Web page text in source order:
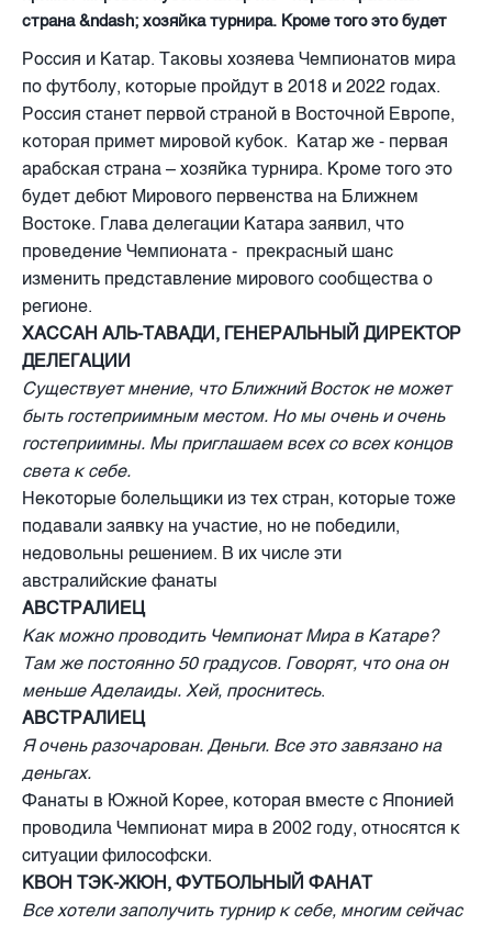
страна &ndash; хозяйка турнира. Кроме того это будет
Россия и Катар. Таковы хозяева Чемпионатов мира
по футболу, которые пройдут в 2018 и 2022 годах.
Россия станет первой страной в Восточной Европе,
которая примет мировой кубок. Катар же - первая
арабская страна – хозяйка турнира. Кроме того это
будет дебют Мирового первенства на Ближнем
Востоке. Глава делегации Катара заявил, что
проведение Чемпионата - прекрасный шанс
изменить представление мирового сообщества о
регионе.
ХАССАН АЛЬ-ТАВАДИ, ГЕНЕРАЛЬНЫЙ ДИРЕКТОР
ДЕЛЕГАЦИИ
Существует мнение, что Ближний Восток не может
быть гостеприимным местом. Но мы очень и очень
гостеприимны. Мы приглашаем всех со всех концов
света к себе.
Некоторые болельщики из тех стран, которые тоже
подавали заявку на участие, но не победили,
недовольны решением. В их числе эти
австралийские фанаты
АВСТРАЛИЕЦ
Как можно проводить Чемпионат Мира в Катаре?
Там же постоянно 50 градусов. Говорят, что она он
меньше Аделаиды. Хей, проснитесь.
АВСТРАЛИЕЦ
Я очень разочарован. Деньги. Все это завязано на
деньгах.
Фанаты в Южной Корее, которая вместе с Японией
проводила Чемпионат мира в 2002 году, относятся к
ситуации философски.
КВОН ТЭК-ЖЮН, ФУТБОЛЬНЫЙ ФАНАТ
Все хотели заполучить турнир к себе, многим сейчас